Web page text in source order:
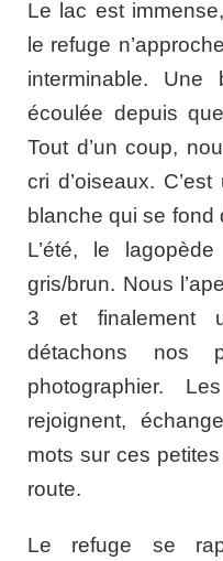
Le lac est
le refuge
interminable. Une
écoulée depuis
Tout d’un coup,
cri d’oiseaux.
blanche qui se fond
L’été, le
gris/brun. Nous
3 et finalement
détachons nos
photographier.
rejoignent,
mots sur ces
route.
Le refuge se